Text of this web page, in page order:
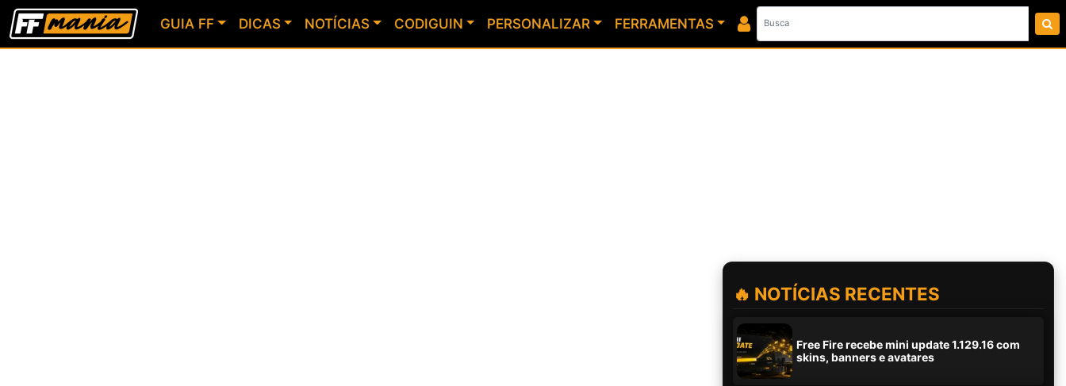
GUIA FF DICAS NOTÍCIAS CODIGUIN PERSONALIZAR FERRAMENTAS
🔥 NOTÍCIAS RECENTES
Free Fire recebe mini update 1.129.16 com
skins, banners e avatares